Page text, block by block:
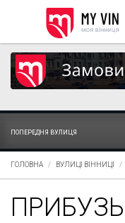
ПОПЕРЕДНЯ ВУЛИЦЯ
ГОЛОВНА ВУЛИЦІ ВІННИЦІ